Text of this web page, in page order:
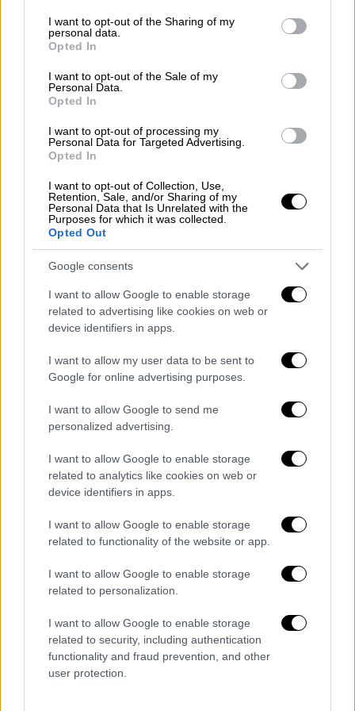
not limited to your visit or usage behaviour. You may click to
grant or deny consent to Google and its third-party tags to
use your data for below specified purposes in below Google
consent section.
I want to opt-out of the Sharing of my
personal data.
Opted In
I want to opt-out of the Sale of my
Personal Data.
Opted In
I want to opt-out of processing my
Personal Data for Targeted Advertising.
Opted In
I want to opt-out of Collection, Use,
Retention, Sale, and/or Sharing of my
Personal Data that Is Unrelated with the
Purposes for which it was collected.
Opted Out
Google consents
I want to allow Google to enable storage
related to advertising like cookies on web or
device identifiers in apps.
I want to allow my user data to be sent to
Google for online advertising purposes.
I want to allow Google to send me
personalized advertising.
I want to allow Google to enable storage
related to analytics like cookies on web or
device identifiers in apps.
I want to allow Google to enable storage
related to functionality of the website or app.
I want to allow Google to enable storage
related to personalization.
I want to allow Google to enable storage
related to security, including authentication
functionality and fraud prevention, and other
user protection.
μοναδιαία τιμή της επιδότησης παραμένει σε
65 ευρώ/ΜWh. Το σύνολο του μέτρου
Φεβρουάριο εκτιμάται σε 133 εκατ. ευρώ.
Τιμολόγια - Νοικοκυριά
Η κρατική επιδότηση τον Φεβρουάριο θα
ανέλθει σε 20 ευρώ ανά θερμική MWh για
όλα τα νοικοκυριά και για το σύνολο της
μηνιαίας κατανάλωσης. Αφορά σε 540.000
οικιακούς καταναλωτές ανεξαρτήτως
παρόχου.
Παράλληλα, η ΔΕΠΑ Εμπορίας θα συνεχίσει
να προσφέρει έκπτωση ύψους 20 ευρώ ανά
θερμική MWh, για όλη τη μηνιαία
ζητήσουμε σε συνεργασία μαζί της να
πράξουν το ίδιο και οι υπόλοιποι πάροχοι.
Συνολικά, το όφελος για τα νοικοκυριά
ανέρχεται σε 40 ευρώ ανά θερμική MWh τον
Φεβρουάριο.
Το συνολικό ύψος της επιδότησης από την
ΔΕΠΑ
για τους οικιακούς
καταναλωτές φυσικού αερίου θα ανέλθει σε
47 εκατ. ευρώ για τον Φεβρουάριο.
Φυσικό Αέριο - Επιδότηση σε ΜΗ
Οικιακά (Εμπορικά-Βιομηχανικά)
Τιμολόγια